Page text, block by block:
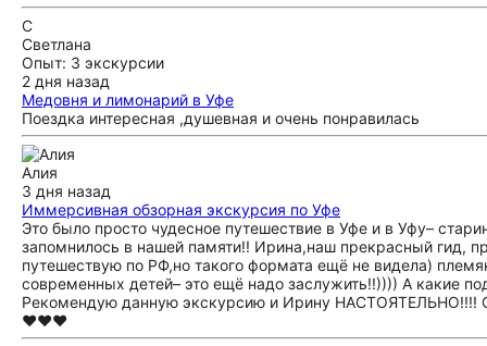
С
Светлана
Опыт: 3 экскурсии
2 дня назад
Медовня и лимонарий в Уфе
Поездка интересная ,душевная и очень понравилась
Алия
3 дня назад
Иммерсивная обзорная экскурсия по Уфе
Это было просто чудесное путешествие в Уфе и в Уфу–
запомнилось в нашей памяти!! Ирина,наш прекрасный гид,
путешествую по РФ,но такого формата ещё не видела)
современных детей– это ещё надо заслужить!!)))) А какие
Рекомендую данную экскурсию и Ирину НАСТОЯТЕЛЬНО!!!!
❤❤❤